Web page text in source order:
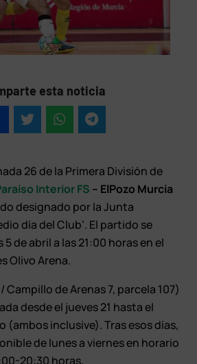
esta noticia
26 de la Primera División de
Interior FS – ElPozo Murcia
designado por la Junta
día del Club’. El partido se
de abril a las 21:00 horas en el
Olivo Arena.
Campillo de Arenas 7, parcela 107)
desde el jueves 21 hasta el
(ambos inclusive). Tras esos días,
de lunes a viernes en horario
20:30 horas.